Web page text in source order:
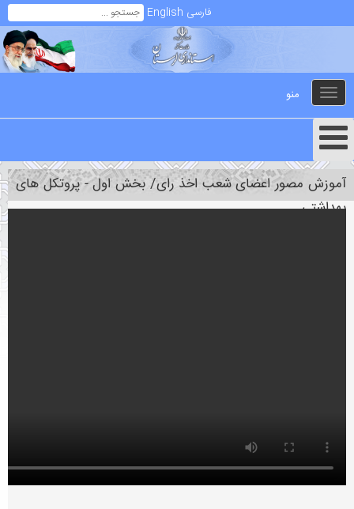
فارسی English
Toggle
navigation
منو
آموزش مصور اعضای شعب اخذ رای/ بخش اول - پروتکل های
بهداشتی